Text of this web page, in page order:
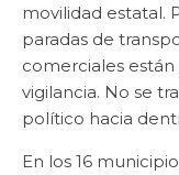
movilidad estatal.
paradas de
comerciales
vigilancia. No se
político hacia
En los 16